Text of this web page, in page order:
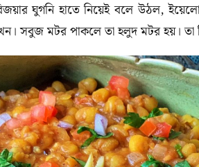
ঘুগনি হাতে নিয়েই বলে উঠল,
সবুজ মটর পাকলে তা হলুদ মটর হয়। তা